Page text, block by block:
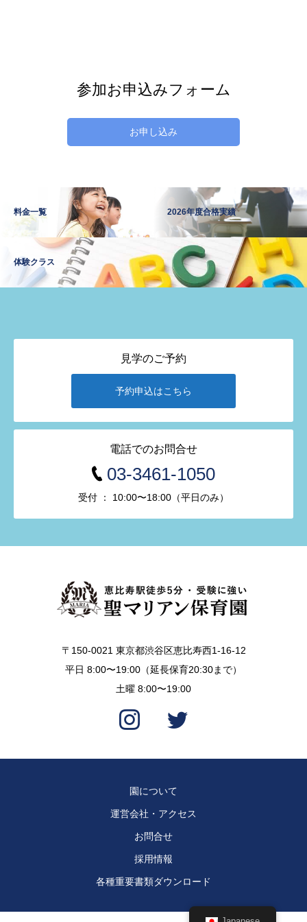
参加お申込みフォーム
お申し込み
料金一覧 2026年度合格実績
体験クラス
見学のご予約
予約申込はこちら
電話でのお問合せ
03-3461-1050
受付 ： 10:00〜18:00（平日のみ）
〒150-0021 東京都渋谷区恵比寿西1-16-12
平日 8:00〜19:00（延長保育20:30まで）
土曜 8:00〜19:00
園について
運営会社・アクセス
お問合せ
採用情報
各種重要書類ダウンロード